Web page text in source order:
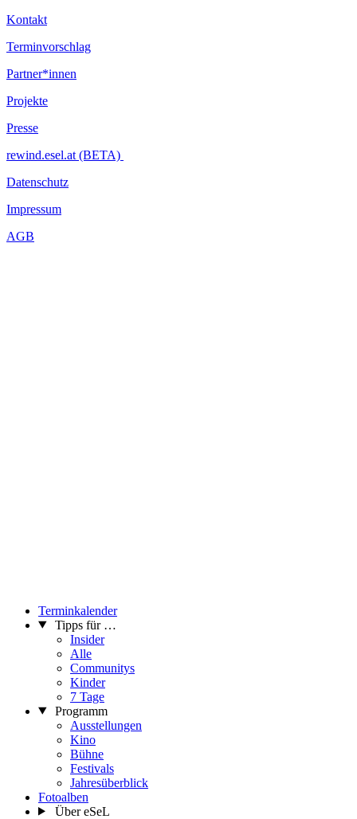
Kontakt
Terminvorschlag
Partner*innen
Projekte
Presse
rewind.esel.at (BETA)
Datenschutz
Impressum
AGB
Terminkalender
Tipps für …
Insider
Alle
Communitys
Kinder
7 Tage
Programm
Ausstellungen
Kino
Bühne
Festivals
Jahresüberblick
Fotoalben
Über eSeL